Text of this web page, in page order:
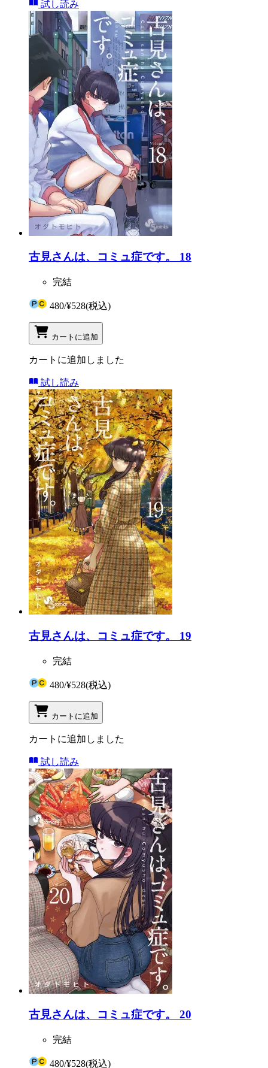
試し読み
古見さんは、コミュ症です。 18
完結
480/¥528(税込)
カートに追加
カートに追加しました
試し読み
古見さんは、コミュ症です。 19
完結
480/¥528(税込)
カートに追加
カートに追加しました
試し読み
古見さんは、コミュ症です。 20
完結
480/¥528(税込)